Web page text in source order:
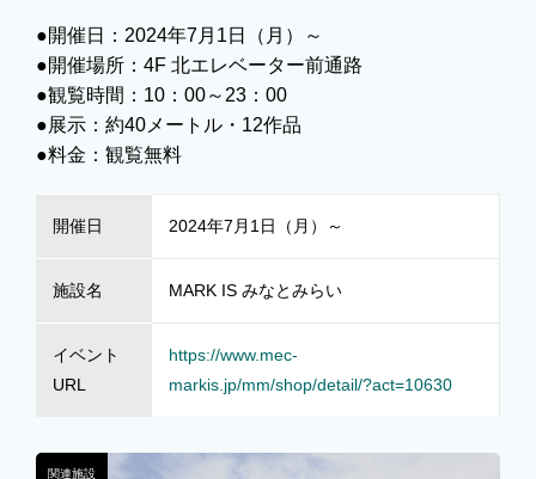
●開催日：2024年7月1日（月）～
●開催場所：4F 北エレベーター前通路
●観覧時間：10：00～23：00
●展示：約40メートル・12作品
●料金：観覧無料
開催日 2024年7月1日（月）～
施設名 MARK IS みなとみらい
イベント
URL
https://www.mec-
markis.jp/mm/shop/detail/?act=10630